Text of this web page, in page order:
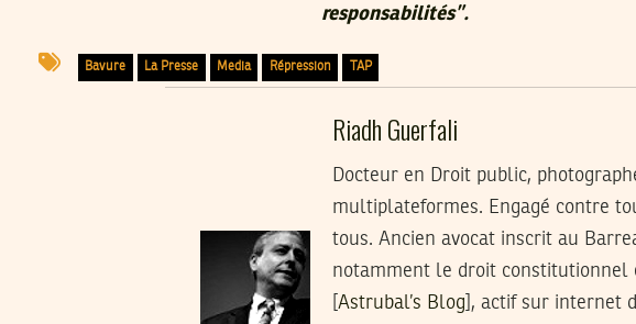
responsabilités”.
Bavure La Presse Media Répression TAP
Riadh Guerfali
Docteur en Droit public,
multiplateformes. Engagé contre
tous. Ancien avocat inscrit au
notamment le droit constitutionnel
[Astrubal’s Blog ], actif sur internet